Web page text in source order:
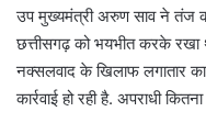
उप मुख्यमंत्री अरुण साव ने तंज
छत्तीसगढ़ को भयभीत करके रखा
नक्सलवाद के खिलाफ लगातार
कार्रवाई हो रही है. अपराधी